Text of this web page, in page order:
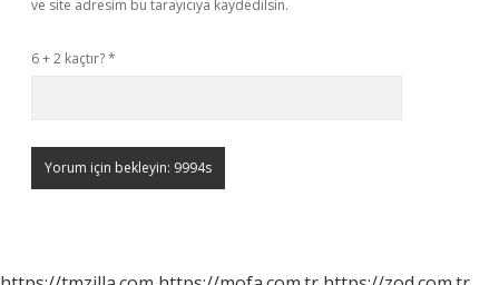
ve site adresim bu tarayıcıya kaydedilsin.
6 + 2 kaçtır?*